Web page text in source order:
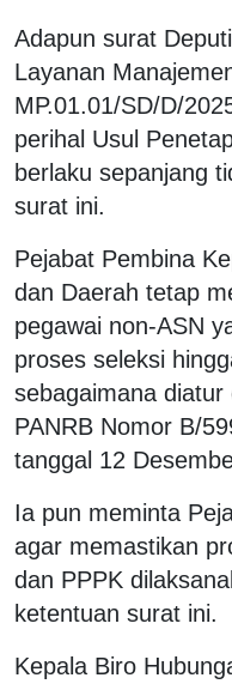
Adapun surat
Layanan
MP.01.01/SD/D/
perihal Usul
berlaku sepanjang
surat ini.
Pejabat Pembina
dan Daerah tetap
pegawai non-ASN
proses seleksi
sebagaimana
PANRB Nomor B/
tanggal 12
Ia pun meminta
agar memastikan
dan PPPK
ketentuan surat ini.
Kepala Biro